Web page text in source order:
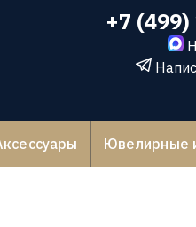
+7
Ювелирные